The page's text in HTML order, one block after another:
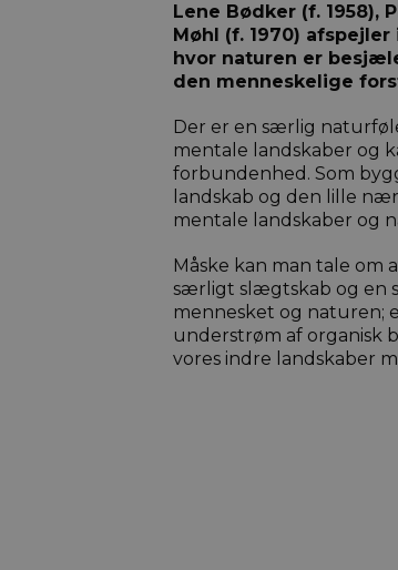
Lene Bødker (f. 1958),
Møhl (f. 1970)
hvor naturen er
den menneskelige
Der er en særlig
mentale landskaber og
forbundenhed. Som
landskab og den lille
mentale landskaber og
Måske kan man tale
særligt slægtskab og en
mennesket og naturen;
understrøm af organisk
vores indre landskaber